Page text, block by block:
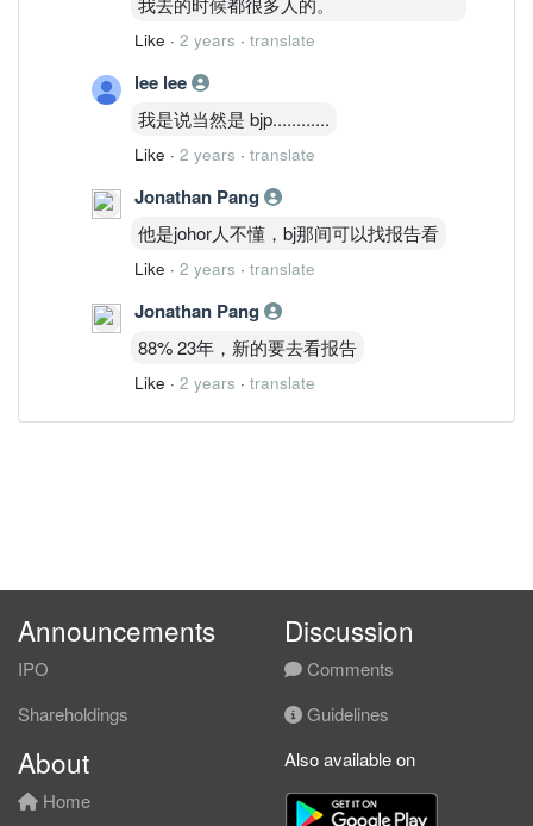
Like · 2 years · translate
lee lee
我是说当然是 bjp............
Like · 2 years · translate
Jonathan Pang
他是johor人不懂，bj那间可以找报告看
Like · 2 years · translate
Jonathan Pang
88% 23年，新的要去看报告
Like · 2 years · translate
Announcements
IPO
Shareholdings
Discussion
Comments
Guidelines
About
Home
Also available on